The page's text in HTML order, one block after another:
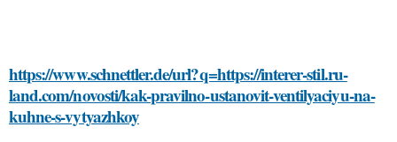
https://www.schnettler.de/url?q=https://interer-stil.ru-
land.com/novosti/kak-pravilno-ustanovit-ventilyaciyu-na-
kuhne-s-vytyazhkoy